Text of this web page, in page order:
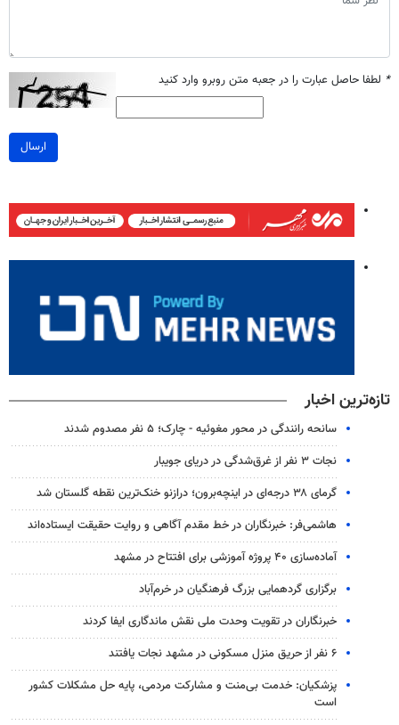
* لطفا حاصل عبارت را در جعبه متن روبرو وارد کنید
ارسال
تازه‌ترین اخبار
سانحه رانندگی در محور مغوئیه - چارک؛ ۵ نفر مصدوم شدند
نجات ۳ نفر از غرق‌شدگی در دریای جویبار
گرمای ۳۸ درجه‌ای در اینچه‌برون؛ درازنو خنک‌ترین نقطه گلستان شد
هاشمی‌فر​​​​​​​: خبرنگاران در خط مقدم آگاهی و روایت حقیقت ایستاده‌اند
آماده‌سازی ۴۰ پروژه آموزشی برای افتتاح در مشهد
برگزاری گردهمایی بزرگ فرهنگیان در خرم‌آباد
خبرنگاران در تقویت وحدت ملی نقش ماندگاری ایفا کردند
۶ نفر از حریق منزل مسکونی در مشهد نجات یافتند
پزشکیان: خدمت بی‌منت و مشارکت مردمی، پایه حل مشکلات کشور
است